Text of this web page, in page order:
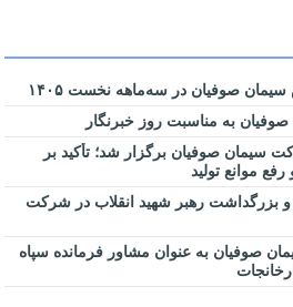
به مناسبت روز خبرنگار
سیمان صوفیان برگزار شد؛ تأکید بر
موانع تولید
و بزرگداشت رهبر شهید انقلاب در شرکت
صوفیان به عنوان مشاور فرمانده سپاه